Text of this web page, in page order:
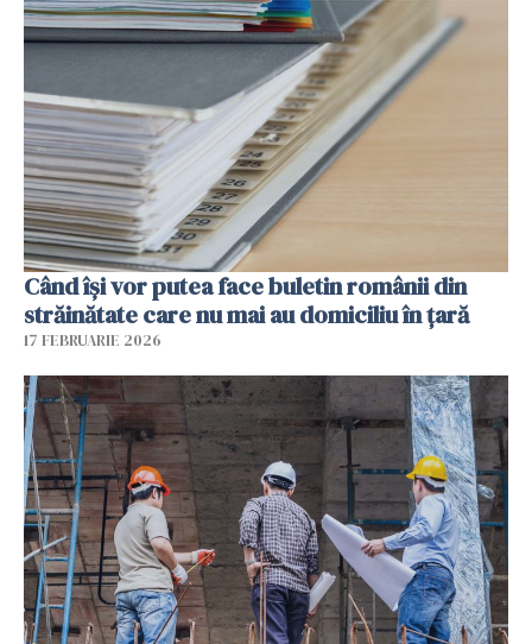
Când își vor putea face buletin românii din
străinătate care nu mai au domiciliu în țară
17 FEBRUARIE 2026